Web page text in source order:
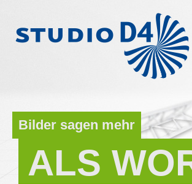
Bilder sagen mehr
ALS